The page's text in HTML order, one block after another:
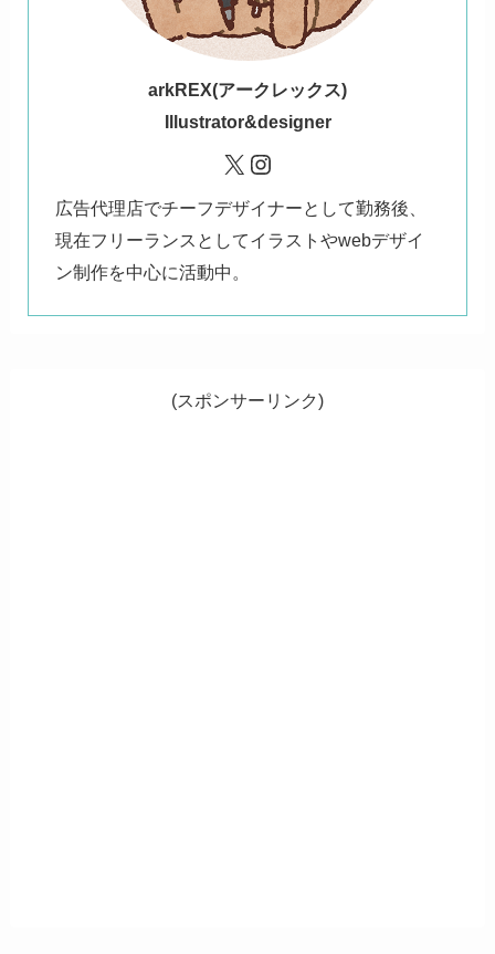
arkREX(アークレックス)
Illustrator&designer
X Instagram
広告代理店でチーフデザイナーとして勤務後、
現在フリーランスとしてイラストやwebデザイ
ン制作を中心に活動中。
(スポンサーリンク)